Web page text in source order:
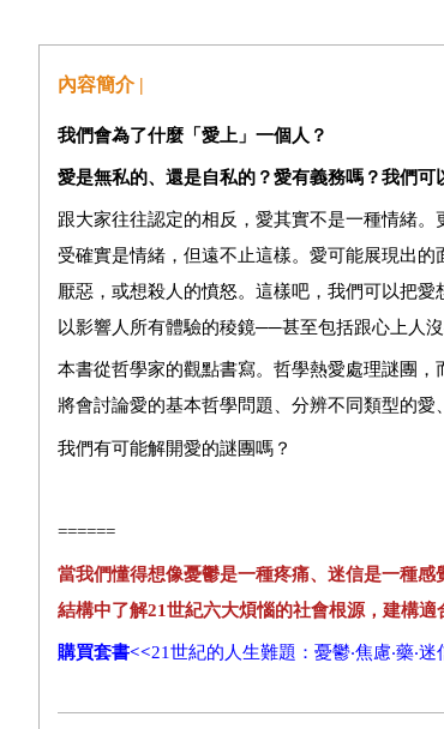
內容簡介 |
我們會為了什麼「愛上」一個人？
愛是無私的、還是自私的？愛有義務嗎？我們可
跟大家往往認定的相反，愛其實不是一種情緒
受確實是情緒，但遠不止這樣。愛可能展現出
厭惡，或想殺人的憤怒。這樣吧，我們可以把
以影響人所有體驗的稜鏡──甚至包括跟心上人沒
本書從哲學家的觀點書寫。哲學熱愛處理謎團
將會討論愛的基本哲學問題、分辨不同類型的
我們有可能解開愛的謎團嗎？
======
當我們懂得想像憂鬱是一種疼痛、 迷信是一種感
結構中了解21世紀六大煩惱的社會根源 ， 建構適
購買套書<<21世紀的人生難題：憂鬱‧焦慮‧藥‧迷